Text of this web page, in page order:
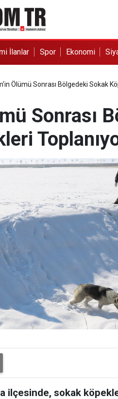
İlanlar Spor Ekonomi
Ölümü Sonrası Bölgedeki Sokak
Sonrası
ilçesinde, sokak